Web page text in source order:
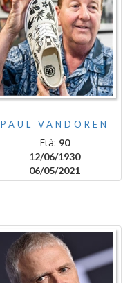
PAUL VANDOREN
Età: 90
12/06/1930
06/05/2021